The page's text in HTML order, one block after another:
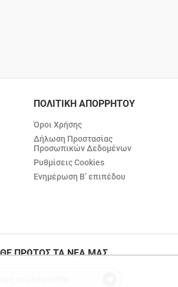
ΠΟΛΙΤΙΚΗ ΑΠΟΡΡΗΤΟΥ
Όροι Χρήσης
Δήλωση Προστασίας
Προσωπικών Δεδομένων
Ρυθμίσεις Cookies
Ενημέρωση Β’ επιπέδου
ΠΡΩΤΟΣ ΤΑ ΝΕΑ ΜΑΣ